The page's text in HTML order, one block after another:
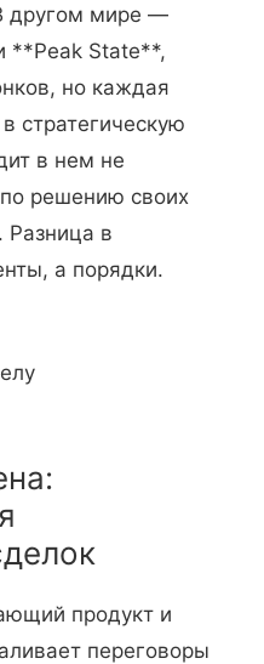
другом мире —
**Peak State**,
но каждая
стратегическую
в нем не
решению своих
в
а порядки.
продукт и
переговоры